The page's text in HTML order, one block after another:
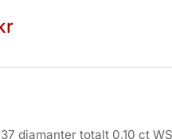
diamanter totalt 0,10 ct